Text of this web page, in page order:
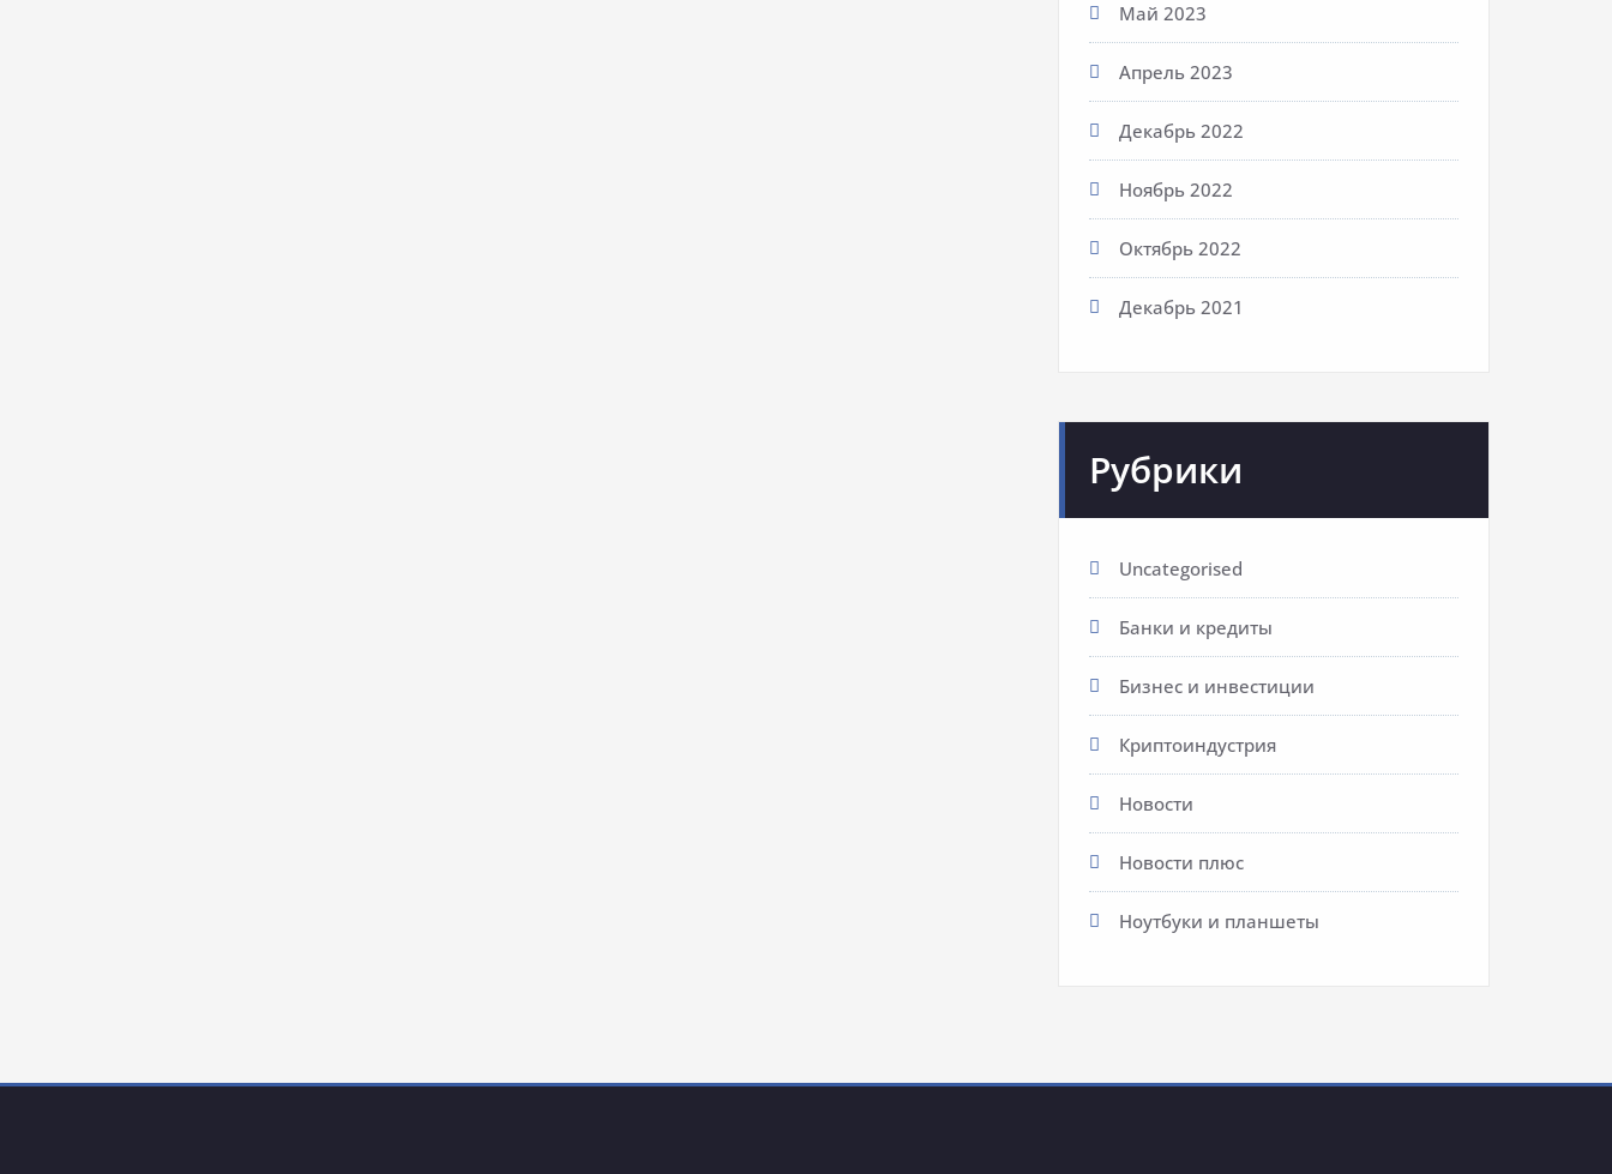
Май 2023
Апрель 2023
Декабрь 2022
Ноябрь 2022
Октябрь 2022
Декабрь 2021
Рубрики
Uncategorised
Банки и кредиты
Бизнес и инвестиции
Криптоиндустрия
Новости
Новости плюс
Ноутбуки и планшеты